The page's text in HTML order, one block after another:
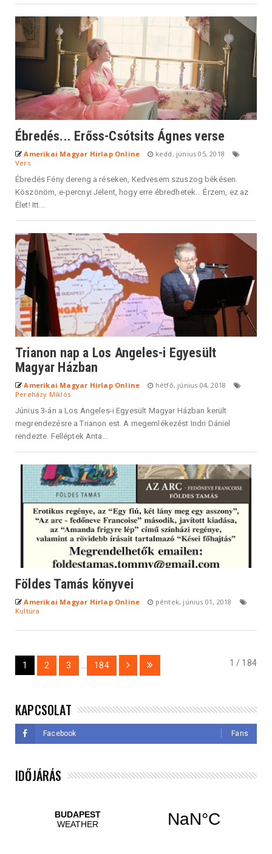
Ébredés... Erőss-Csótsits Ágnes verse
Amerikai Magyar Hirlap Online
kedd, június 05, 2018
Vers
Ébredés Fény dereng a réseken, Kedvesem szuszog békésen.
Köszönöm, e-percnyi Jelent, hogy erre ébredhetek… Érzem, ez az
Élet! Itt...
Trianon nap a Los Angeles-i Egyesült
Magyar Házban
Amerikai Magyar Hirlap Online
hétfő, június 04, 2018
Pereházy Miklós
Június 3-án a Los Angeles-i Egyesült Magyar Házban került
megrendezésre a Trianon est. A megemlékezést Indri Dániel
rendezte. Felléptek Anta...
Földes Tamás könyvei
Amerikai Magyar Hirlap Online
péntek, június 01, 2018
Kultúra
1 / 184
1 2 3 184
KAPCSOLAT
Facebook Fans
IDŐJÁRÁS